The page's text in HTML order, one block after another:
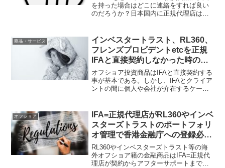
を持った場合はどこに連絡をすれば良い
のだろうか？日本国内に正規代理店はあ
くれる正規代理店=IFAを選定する事が重
要となってくる。
商品・サービス
インベスタートラスト、RL360、
フレンズプロビデントetcを正規
IFAと直接契約しなかった時の弊
害とは？オフショア投資の基礎の
基礎。
オフショア投資商品はIFAと直接契約する
事が基本である。しかし、IFAとクライア
ントの間に個人や会社が介在するケース
融・法律知識に長けたサポート力のある
IFAと直接契約することが重要だ。
オフショア
IFA=正規代理店がRL360やインベ
スターズトラストのポートフォリ
オ管理で香港金融庁への登録必要
性は？SFCはレギュレーションと
して要求！
RL360やインベスターズトラスト等の海
外オフショア籍の金融商品はIFA=正規代
理店が契約からアフターサポートまでの